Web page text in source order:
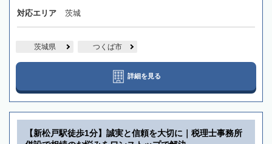
対応エリア 茨城
茨城県 つくば市
詳細を見る
【新松戸駅徒歩1分】誠実と信頼を大切に｜税理士事務所